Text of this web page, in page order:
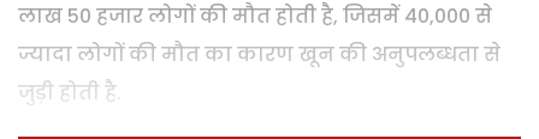
लाख 50 हजार लोगों की मौत होती है, जिसमें 40,000 से
ज्यादा लोगों की मौत का कारण खून की अनुपलब्धता से
जुड़ी होती है.